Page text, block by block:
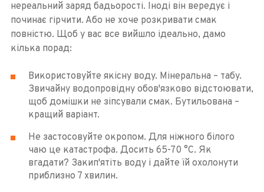
нереальний заряд бадьорості. Іноді він вередує і
починає гірчити. Або не хоче розкривати смак
повністю. Щоб у вас все вийшло ідеально, дамо
кілька порад:
Використовуйте якісну воду. Мінеральна – табу.
Звичайну водопровідну обов'язково відстоювати,
щоб домішки не зіпсували смак. Бутильована –
кращий варіант.
Не застосовуйте окропом. Для ніжного білого
чаю це катастрофа. Досить 65-70 °С. Як
вгадати? Закип'ятіть воду і дайте їй охолонути
приблизно 7 хвилин.